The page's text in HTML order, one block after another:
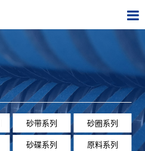
砂带系列
砂圈系列
砂碟系列 原料系列